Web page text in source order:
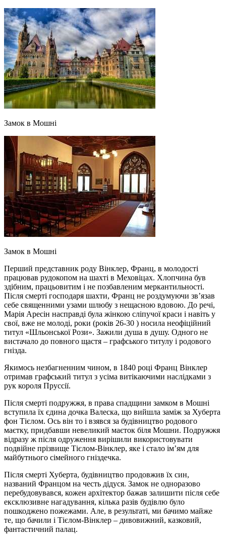
Замок в Мошні
Замок в Мошні
Перший представник роду Вінклер, Франц, в молодості
працював рудокопом на шахті в Меховіцах. Хлопчина був
здібним, працьовитим і не позбавленим меркантильності.
Після смерті господаря шахти, Франц не роздумуючи зв’язав
себе священними узами шлюбу з нещасною вдовою. До речі,
Марія Аресін насправді була жінкою сліпучої краси і навіть у
свої, вже не молоді, роки (років 26-30 ) носила неофіційний
титул «Шльонської Рози». Зажили душа в душу. Одного не
вистачало до повного щастя – графського титулу і родового
гнізда.
Якимось незбагненним чином, в 1840 році Франц Вінклер
отримав графський титул з усіма витікаючими наслідками з
рук короля Пруссії.
Після смерті подружжя, в права спадщини замком в Мошні
вступила їх єдина дочка Валеска, що вийшла заміж за Хуберта
фон Тієлом. Ось він то і взявся за будівництво родового
маєтку, придбавши невеликий маєток біля Мошни. Подружжя
відразу ж після одруження вирішили використовувати
подвійне прізвище Тієлом-Вінклер, яке і стало ім’ям для
майбутнього сімейного гніздечка.
Після смерті Хуберта, будівництво продовжив їх син,
названий Францом на честь дідуся. Замок не одноразово
перебудовувався, кожен архітектор бажав залишити після себе
ексклюзивне нагадування, кілька разів будівлю було
пошкоджено пожежами. Але, в результаті, ми бачимо майже
те, що бачили і Тієлом-Вінклер – дивовижний, казковий,
фантастичний палац.